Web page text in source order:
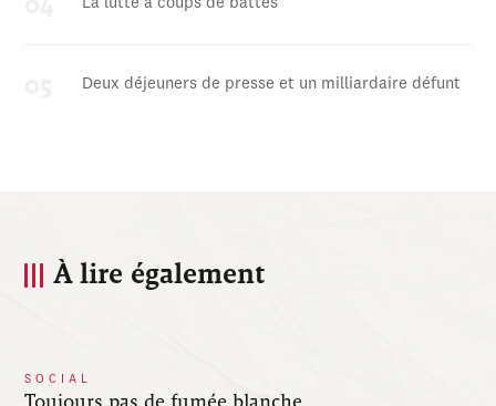
La lutte à coups de battes
Deux déjeuners de presse et un milliardaire défunt
À lire également
SOCIAL